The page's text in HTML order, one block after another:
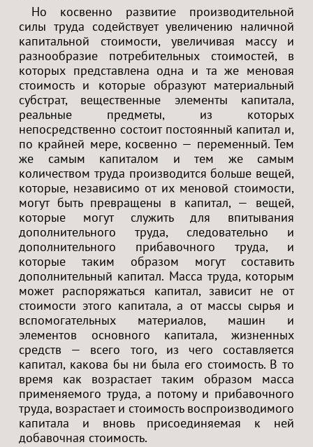
Но косвенно развитие производительной
силы труда содействует увеличению наличной
капитальной стоимости, увеличивая массу и
разнообразие потребительных стоимостей, в
которых представлена одна и та же меновая
стоимость и которые образуют материальный
субстрат, вещественные элементы капитала,
реальные предметы, из которых
непосредственно состоит постоянный капитал и,
по крайней мере, косвенно — переменный. Тем
же самым капиталом и тем же самым
количеством труда производится больше вещей,
которые, независимо от их меновой стоимости,
могут быть превращены в капитал, — вещей,
которые могут служить для впитывания
дополнительного труда, следовательно и
дополнительного прибавочного труда, и
которые таким образом могут составить
дополнительный капитал. Масса труда, которым
может распоряжаться капитал, зависит не от
стоимости этого капитала, а от массы сырья и
вспомогательных материалов, машин и
элементов основного капитала, жизненных
средств — всего того, из чего составляется
капитал, какова бы ни была его стоимость. В то
время как возрастает таким образом масса
применяемого труда, а потому и прибавочного
труда, возрастает и стоимость воспроизводимого
капитала и вновь присоединяемая к ней
добавочная стоимость.